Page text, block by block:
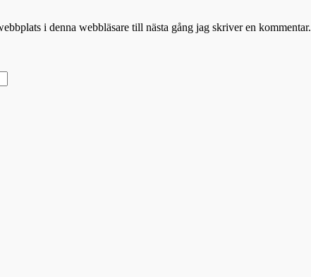
i denna webbläsare till nästa gång jag skriver en kommentar.